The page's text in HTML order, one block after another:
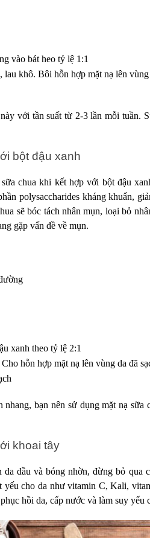
vào bát heo tỷ lệ 1:1
lau khô. Bôi hỗn hợp mặt nạ lên
với tần suất từ 2-3 lần mỗi tuần.
bột đậu xanh
chua khi kết hợp với bột đậu
polysaccharides kháng khuẩn,
sẽ bóc tách nhân mụn, loại bỏ
gặp vấn đề về mụn.
xanh theo tỷ lệ 2:1
hỗn hợp mặt nạ lên vùng da đã
bạn nên sử dụng mặt nạ sữa
khoai tây
da dầu và bóng nhờn, đừng bỏ qua
yếu cho da như vitamin C, Kali,
hồi da, cấp nước và làm suy yếu